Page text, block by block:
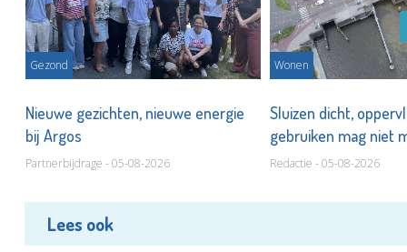
Gezond
Nieuwe gezichten, nieuwe energie
bij Argos
Partnerbijdrage - 05-08-2026
Wonen
Sluizen dicht,
gebruiken mag niet
Redactie - 05-08-2026
Lees ook